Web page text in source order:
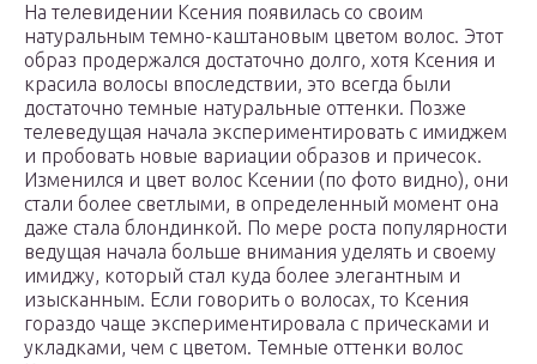
На телевидении Ксения появилась со своим
натуральным темно-каштановым цветом волос. Этот
образ продержался достаточно долго, хотя Ксения и
красила волосы впоследствии, это всегда были
достаточно темные натуральные оттенки. Позже
телеведущая начала экспериментировать с имиджем
и пробовать новые вариации образов и причесок.
Изменился и цвет волос Ксении (по фото видно), они
стали более светлыми, в определенный момент она
даже стала блондинкой. По мере роста популярности
ведущая начала больше внимания уделять и своему
имиджу, который стал куда более элегантным и
изысканным. Если говорить о волосах, то Ксения
гораздо чаще экспериментировала с прическами и
укладками, чем с цветом. Темные оттенки волос